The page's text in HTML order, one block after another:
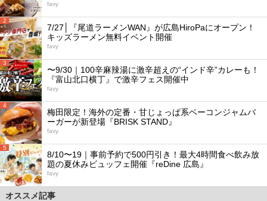
favy
2
7/27│『尾道ラーメンWAN』が広島HiroPaにオープン！
キッズラーメン無料イベント開催
favy
3
〜9/30｜100辛麻辣湯に激辛超えの“インド辛”カレーも！
『富山北口横丁』で激辛フェス開催中
favy
4
梅田限定！海外の定番・甘じょっぱ系ベーコンジャムバ
ーガーが新登場『BRISK STAND』
favy
5
8/10〜19｜事前予約で500円引き！最大4時間食べ飲み放
題の夏休みビュッフェ開催『reDine 広島』
favy
オススメ記事